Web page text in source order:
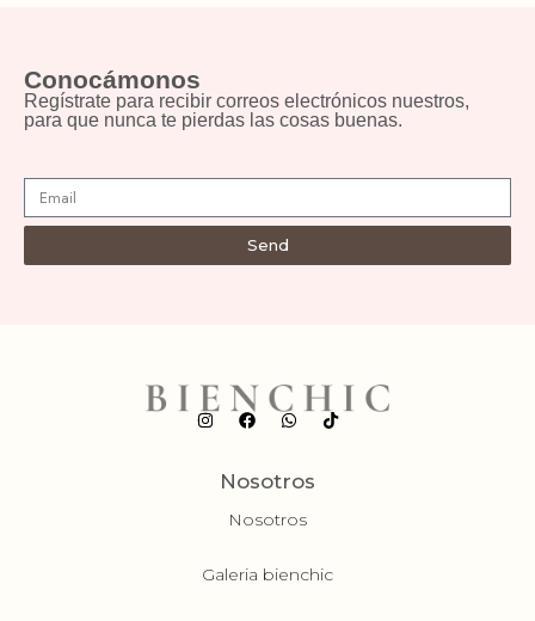
Conocámonos
Regístrate para recibir correos electrónicos nuestros,
para que nunca te pierdas las cosas buenas.
Send
Nosotros
Nosotros
Galeria bienchic